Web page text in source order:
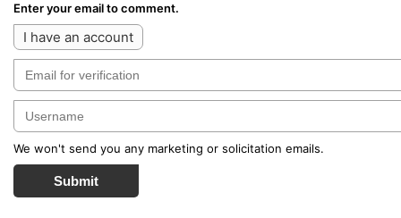
Enter your email to comment.
I have an account
We won't send you any marketing or solicitation emails.
Submit